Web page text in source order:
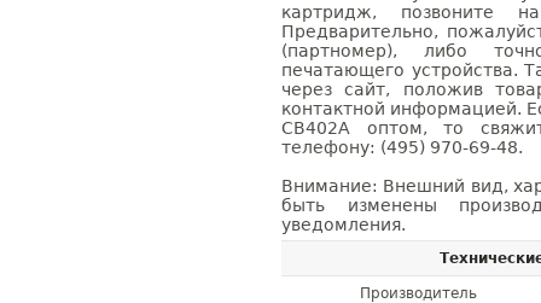
картридж, позвоните
Предварительно,
(партномер), либо
печатающего устройства.
через сайт, положив
контактной информацией.
CB402A оптом, то
телефону: (495) 970-69-48.
Внимание: Внешний вид,
быть изменены
уведомления.
Производитель